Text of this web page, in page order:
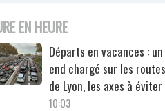
EN HEURE
Départs en vacances :
end chargé sur les
de Lyon, les axes à éviter
10:03